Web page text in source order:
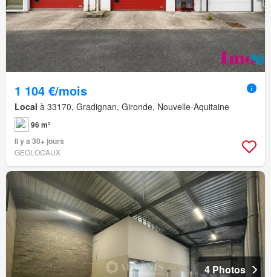
1 104 €/mois
Local à 33170, Gradignan, Gironde, Nouvelle-Aquitaine
96 m²
Il y a 30+ jours
GEOLOCAUX
4 Photos